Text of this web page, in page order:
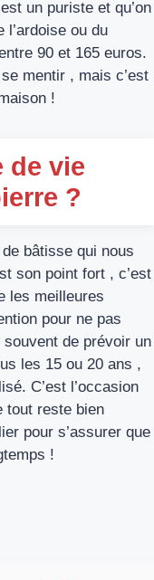
un puriste et qu’on
ou du
90 et 165 euros.
mentir , mais c’est
!
de vie
?
bâtisse qui nous
son point fort , c’est
les meilleures
pour ne pas
de prévoir un
les 15 ou 20 ans ,
C’est l’occasion
tout reste bien
pour s’assurer que
!